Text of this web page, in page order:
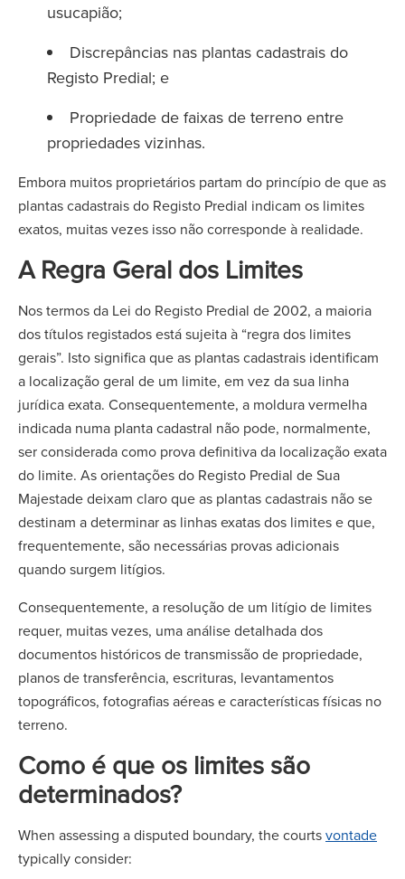
usucapião;
Discrepâncias nas plantas cadastrais do
Registo Predial; e
Propriedade de faixas de terreno entre
propriedades vizinhas.
Embora muitos proprietários partam do princípio de que as
plantas cadastrais do Registo Predial indicam os limites
exatos, muitas vezes isso não corresponde à realidade.
A Regra Geral dos Limites
Nos termos da Lei do Registo Predial de 2002, a maioria
dos títulos registados está sujeita à “regra dos limites
gerais”. Isto significa que as plantas cadastrais identificam
a localização geral de um limite, em vez da sua linha
jurídica exata. Consequentemente, a moldura vermelha
indicada numa planta cadastral não pode, normalmente,
ser considerada como prova definitiva da localização exata
do limite. As orientações do Registo Predial de Sua
Majestade deixam claro que as plantas cadastrais não se
destinam a determinar as linhas exatas dos limites e que,
frequentemente, são necessárias provas adicionais
quando surgem litígios.
Consequentemente, a resolução de um litígio de limites
requer, muitas vezes, uma análise detalhada dos
documentos históricos de transmissão de propriedade,
planos de transferência, escrituras, levantamentos
topográficos, fotografias aéreas e características físicas no
terreno.
Como é que os limites são
determinados?
When assessing a disputed boundary, the courtsvontade
typically consider: